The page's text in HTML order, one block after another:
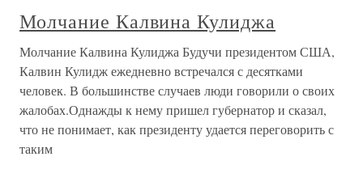
Молчание Калвина Кулиджа
Молчание Калвина Кулиджа Будучи президентом США,
Калвин Кулидж ежедневно встречался с десятками
человек. В большинстве случаев люди говорили о своих
жалобах.Однажды к нему пришел губернатор и сказал,
что не понимает, как президенту удается переговорить с
таким